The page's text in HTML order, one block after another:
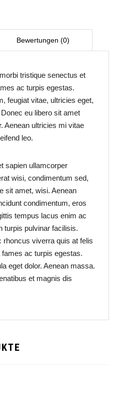
tristique senectus et
ac turpis egestas.
feugiat vitae, ultricies eget,
eu libero sit amet
Aenean ultricies mi vitae
leo.
sapien ullamcorper
wisi, condimentum sed,
sit amet, wisi. Aenean
condimentum, eros
tempus lacus enim ac
turpis pulvinar facilisis.
rhoncus viverra quis at felis
ac turpis egestas.
eget dolor. Aenean massa.
et magnis dis